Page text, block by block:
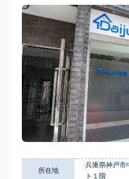
所在地
兵庫県神戸市
ト１階